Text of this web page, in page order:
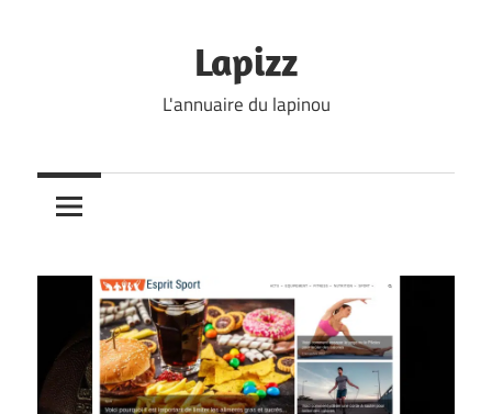
Lapizz
L'annuaire du lapinou